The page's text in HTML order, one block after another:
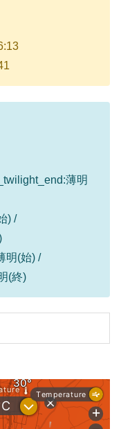
薄明
) /
明(始) /
(終)